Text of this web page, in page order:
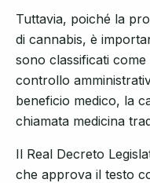
Tuttavia, poiché la
di cannabis, è
sono classificati
controllo
beneficio medico, la
chiamata medicina
Il Real Decreto
che approva il testo